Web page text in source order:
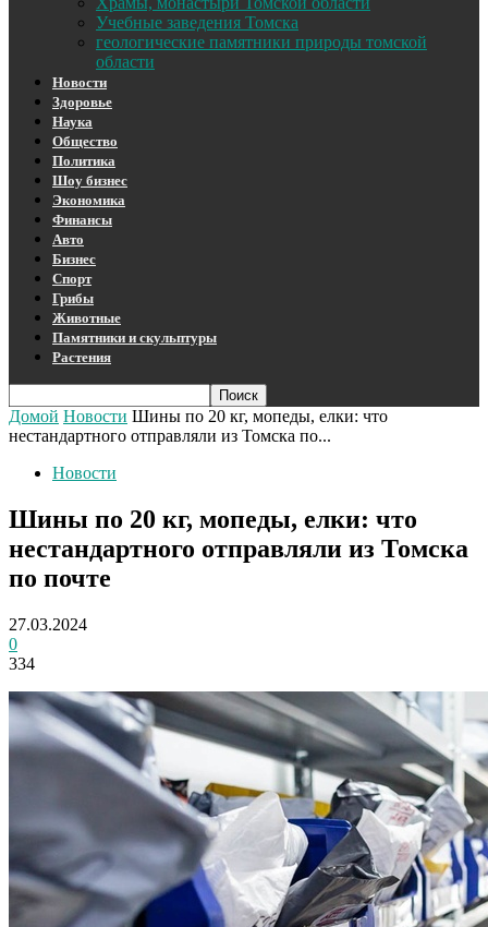
Учебные заведения Томска
геологические памятники природы томской
области
Новости
Здоровье
Наука
Общество
Политика
Шоу бизнес
Экономика
Финансы
Авто
Бизнес
Спорт
Грибы
Животные
Памятники и скульптуры
Растения
Домой Новости Шины по 20 кг, мопеды, елки: что
нестандартного отправляли из Томска по...
Новости
Шины по 20 кг, мопеды, елки: что
нестандартного отправляли из Томска
по почте
27.03.2024
0
334